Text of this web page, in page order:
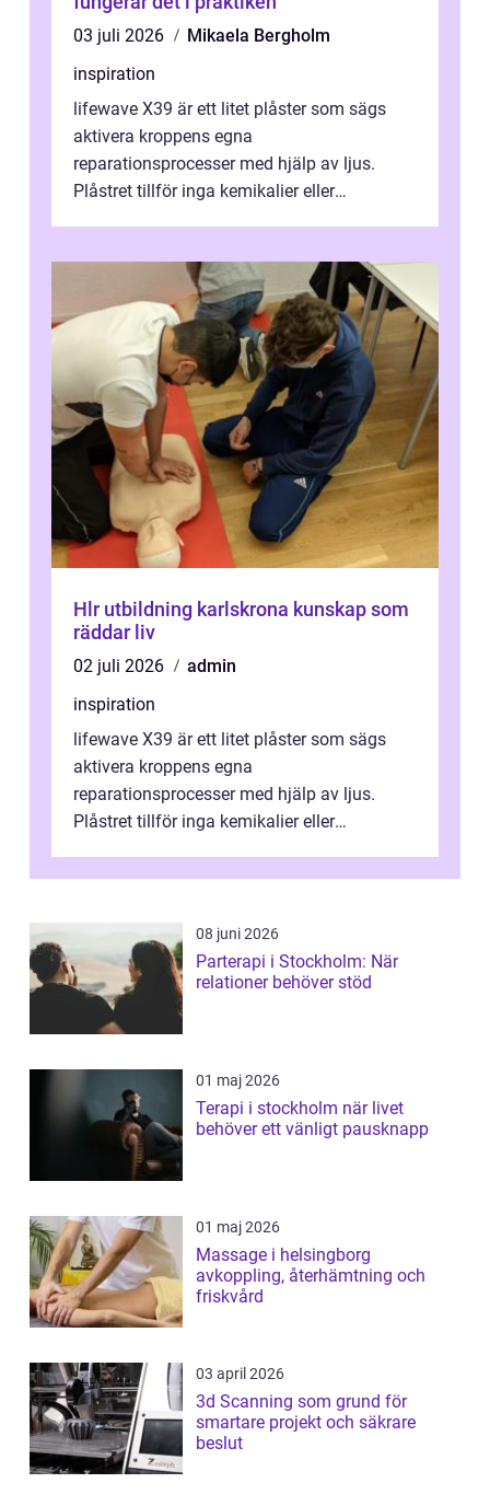
03 juli 2026
Mikaela Bergholm
inspiration
lifewave X39 är ett litet plåster som sägs
aktivera kroppens egna
reparationsprocesser med hjälp av ljus.
Plåstret tillför inga kemikalier eller
Hlr utbildning karlskrona kunskap som
räddar liv
02 juli 2026
admin
inspiration
lifewave X39 är ett litet plåster som sägs
aktivera kroppens egna
reparationsprocesser med hjälp av ljus.
Plåstret tillför inga kemikalier eller
ljusbaserad stimula...
08 juni 2026
Parterapi i Stockholm: När
relationer behöver stöd
01 maj 2026
Terapi i stockholm när livet
behöver ett vänligt pausknapp
01 maj 2026
Massage i helsingborg
avkoppling, återhämtning och
friskvård
03 april 2026
3d Scanning som grund för
smartare projekt och säkrare
beslut